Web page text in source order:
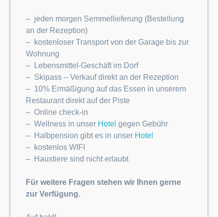
– jeden morgen Semmellieferung (Bestellung
an der Rezeption)
– kostenloser Transport von der Garage bis zur
Wohnung
– Lebensmittel-Geschäft im Dorf
– Skipass – Verkauf direkt an der Rezeption
– 10% Ermäßigung auf das Essen in unserem
Restaurant direkt auf der Piste
– Online check-in
– Wellness in unser Hotel gegen Gebühr
– Halbpension gibt es in unser Hotel
– kostenlos WIFI
– Haustiere sind nicht erlaubt
Für weitere Fragen stehen wir Ihnen gerne
zur Verfügung.